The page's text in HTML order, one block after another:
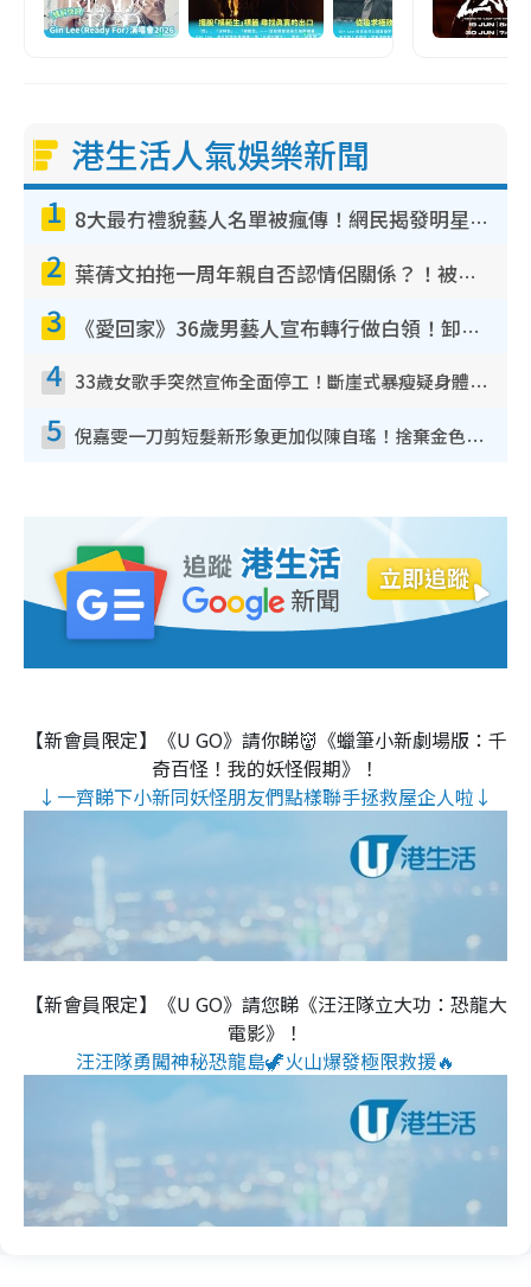
港生活人氣娛樂新聞
1 8大最冇禮貌藝人名單被瘋傳！網民揭發明星真面目 一致數臭呢位係無品天花板？
2 葉蒨文拍拖一周年親自否認情侶關係？！被質疑感情造假竟稱GM「普通同事」
3 《愛回家》36歲男藝人宣布轉行做白領！卸下藝人身份回歸素人平淡生活
4 33歲女歌手突然宣佈全面停工！斷崖式暴瘦疑身體亮紅燈！聲明曝︰將暫時淡出
5 倪嘉雯一刀剪短髮新形象更加似陳自瑤！捨棄金色長髮造型氣質大變超驚喜
【新會員限定】《U GO》請你睇👹《蠟筆小新劇場版：千
奇百怪！我的妖怪假期》！
↓一齊睇下小新同妖怪朋友們點樣聯手拯救屋企人啦↓
【新會員限定】《U GO》請您睇《汪汪隊立大功：恐龍大
電影》！
汪汪隊勇闖神秘恐龍島🦖火山爆發極限救援🔥